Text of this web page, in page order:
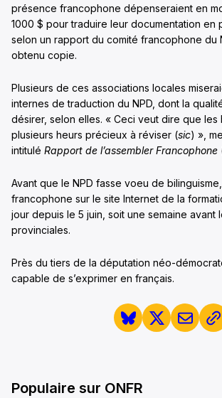
présence francophone dépenseraient en
1000 $ pour traduire leur documentation en
selon un rapport du comité francophone du
obtenu copie.
Plusieurs de ces associations locales
internes de traduction du NPD, dont la
désirer, selon elles. « Ceci veut dire que
plusieurs heurs précieux à réviser (sic) »,
intitulé Rapport de l’assembler Francophone
Avant que le NPD fasse voeu de
francophone sur le site Internet de la
jour depuis le 5 juin, soit une semaine avant
provinciales.
Près du tiers de la députation néo-
capable de s’exprimer en français.
Populaire sur ONFR